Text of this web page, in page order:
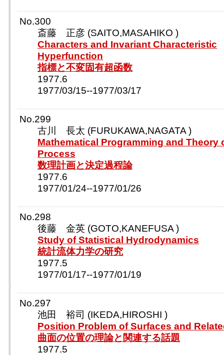
No.300
斎藤 正彦 (SAITO,MASAHIKO )
Characters and Invariant Characteristic
Hyperfunction
指標と不変固有超函数
1977.6
1977/03/15--1977/03/17
No.299
古川 長太 (FURUKAWA,NAGATA )
Mathematical Programming and Theory
Process
数理計画と決定過程論
1977.6
1977/01/24--1977/01/26
No.298
後藤 金英 (GOTO,KANEFUSA )
Study of Statistical Hydrodynamics
統計流体力学の研究
1977.5
1977/01/17--1977/01/19
No.297
池田 裕司 (IKEDA,HIROSHI )
Position Problem of Surfaces and
曲面の位置の理論と関連する話題
1977.5